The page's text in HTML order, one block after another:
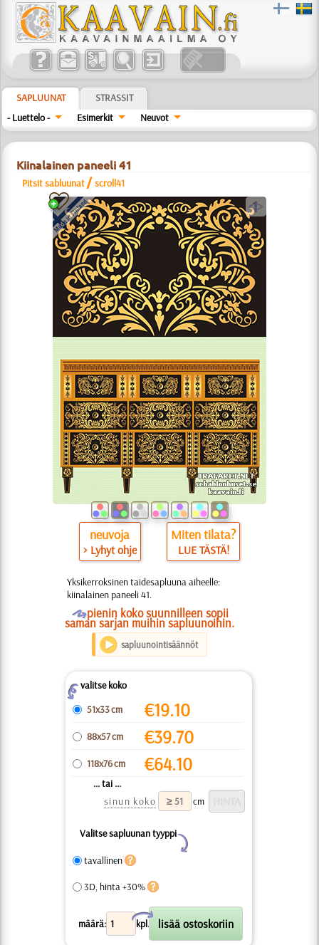
SAPLUUNAT
STRASSIT
- Luettelo -
Esimerkit Neuvot
Kiinalainen paneeli 41
Pitsit sabluunat /scroll41
a
neuvoja
> Lyhyt ohje
Miten tilata?
LUE TÄSTÄ!
Yksikerroksinen taidesapluuna aiheelle:
kiinalainen paneeli 41.
Opienin koko suunnilleen sopii
saman sarjan muihin sapluunoihin.
sapluunointisäännöt
Zvalitse koko
51x33 cm
€19.10
88x57 cm €39.70
118x76 cm €64.10
... tai ...
sinun koko
cm
Valitse sapluunan tyyppi
Y
tavallinen
3D, hinta +30%
määrä: kpl.
X